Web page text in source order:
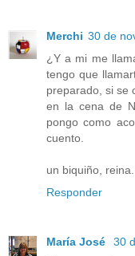
Merchi 30 de
¿Y a mi me
tengo que
preparado, si se
en la cena de
pongo como
cuento.
un biquiño,
Responder
María José
30